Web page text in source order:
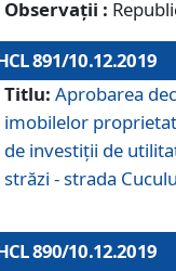
Observații :
891/10.12.2019
Titlu: Aprobarea
imobilelor
de investiții de
străzi - strada
890/10.12.2019